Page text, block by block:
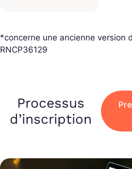
*concerne une ancienne version
RNCP36129
Processus
d’inscription